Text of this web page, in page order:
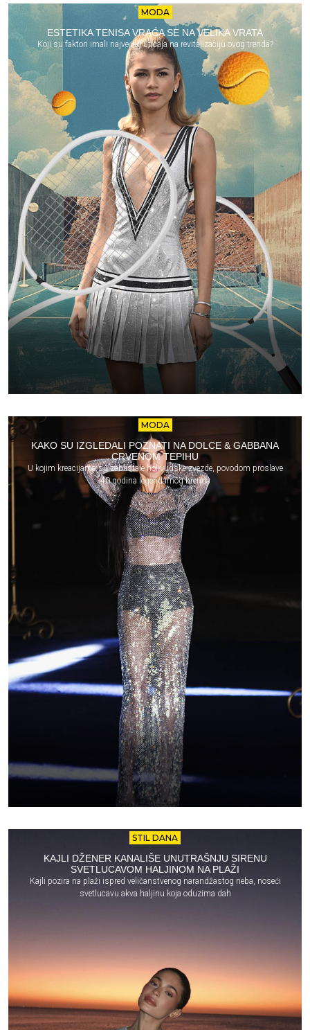
MODA
ESTETIKA TENISA VRAĆA SE NA VELIKA VRATA
Koji su faktori imali najvećeg uticaja na revitalizaciju ovog trenda?
MODA
KAKO SU IZGLEDALI POZNATI NA DOLCE & GABBANA
CRVENOM TEPIHU
U kojim kreacijama su zablistale holivudske zvezde, povodom proslave
40 godina legendarnog brenda
STIL DANA
KAJLI DŽENER KANALIŠE UNUTRAŠNJU SIRENU
SVETLUCAVOM HALJINOM NA PLAŽI
Kajli pozira na plaži ispred veličanstvenog narandžastog neba, noseći
svetlucavu akva haljinu koja oduzima dah